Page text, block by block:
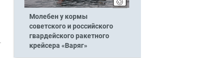
Молебен у кормы
советского и российского
гвардейского ракетного
крейсера «Варяг»